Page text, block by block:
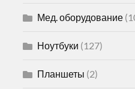
Мед. оборудование
Ноутбуки (127)
Планшеты (2)